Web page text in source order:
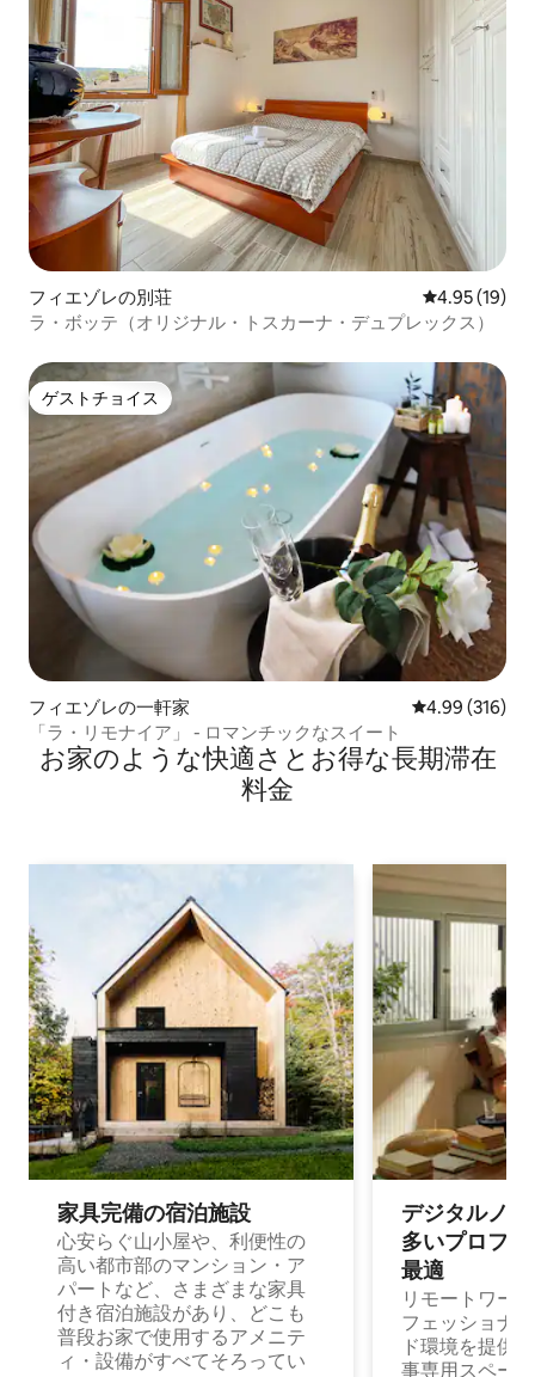
フィエゾレの別荘 レビュー19
4.95 (19)
ラ・ボッテ（オリジナル・トスカーナ・デュプレックス）
ゲストチョイス
ゲストチョイス
フィエゾレの一軒家 レビュー316
4.99 (316)
「ラ・リモナイア」 - ロマンチックなスイート
お家のような快⁠適⁠さ⁠とお⁠得⁠な長⁠期⁠滞⁠在
料⁠金
家具完備の宿⁠泊⁠施⁠設
心安らぐ山小屋や、利便性の
高い都市部のマンション・ア
パートなど、さまざまな家具
付き宿泊施設があり、どこも
普段お家で使用するアメニテ
ィ・設備がすべてそろってい
デジタルノ
多⁠いプ⁠ロ⁠フ⁠
最⁠適
リモートワー
フェッショナ
ド環境を提供
事専用スペー